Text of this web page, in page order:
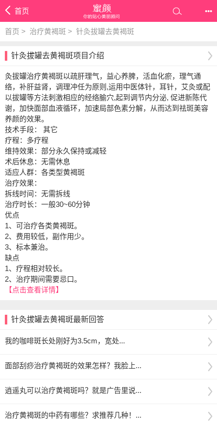
首页 •••
首页 > 治疗黄褐斑 > 针灸拔罐去黄褐斑
针灸拔罐去黄褐斑项目介绍
灸拔罐治疗黄褐斑以疏肝理气，益心养脾，活血化瘀，理气通
络，补肝益肾，调理冲任为原则,运用中医体针，耳针，艾灸或配
以拔罐等方法刺激相应的经络腧穴,起到调节内分泌, 促进新陈代
谢，加快面部血液循环，加速局部色素分解，从而达到祛斑美容
养颜的效果。
技术手段： 其它
疗程：多疗程
维持效果：部分永久保持或减轻
术后休息：无需休息
适应人群：各类型黄褐斑
治疗效果：
拆线时间：无需拆线
治疗时长：一般30~60分钟
优点
1、可治疗各类黄褐斑。
2、费用较低，副作用少。
3、标本兼治。
缺点
1、疗程相对较长。
2、治疗期间需要忌口。
【点击查看详情】
针灸拔罐去黄褐斑最新回答
我的咖啡斑长处刚好为3.5cm，宽处...
面部刮痧治疗黄褐斑的效果怎样？我脸上...
逍遥丸可以治疗黄褐斑吗？就是广告里说...
治疗黄褐斑的中药有哪些？求推荐几种！...